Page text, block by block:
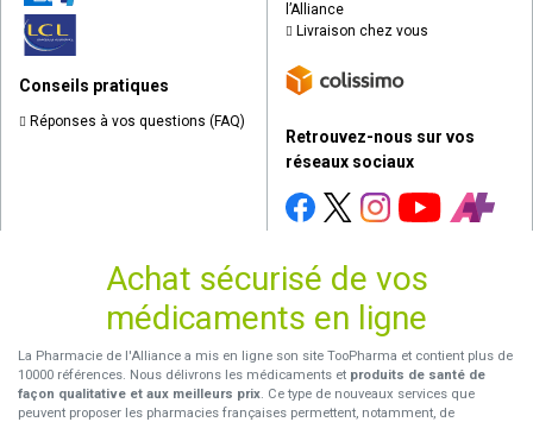
Conseils pratiques
Réponses à vos questions (FAQ)
l’Alliance
Livraison chez vous
Retrouvez-nous sur vos
réseaux sociaux
Achat sécurisé de vos
médicaments en ligne
La Pharmacie de l'Alliance a mis en ligne son site TooPharma et contient plus de
10000 références. Nous délivrons les médicaments et produits de santé de
façon qualitative et aux meilleurs prix. Ce type de nouveaux services que
peuvent proposer les pharmacies françaises permettent, notamment, de